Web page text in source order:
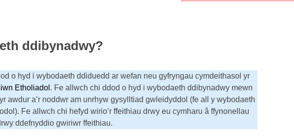
ddibynadwy?
o hyd i wybodaeth ddiduedd ar wefan neu gyfryngau cymdeithasol yr
Etholiadol . Fe allwch chi ddod o hyd i wybodaeth ddibynadwy mewn
awdur a’r noddwr am unrhyw gysylltiad gwleidyddol (fe all y wybodaeth
Fe allwch chi hefyd wirio’r ffeithiau drwy eu cymharu â ffynonellau
ddefnyddio gwiriwr ffeithiau.